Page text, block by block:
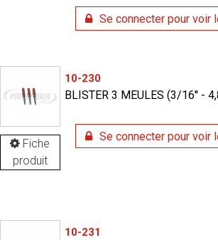
Se connecter pour voir
Fiche
produit
10-230
BLISTER 3 MEULES (3/16'' -
Se connecter pour voir
10-231